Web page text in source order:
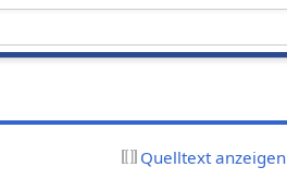
Quelltext anzeigen